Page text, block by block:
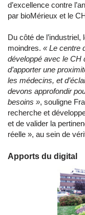
d’excellence contre
par bioMérieux et le
Du côté de
moindres. « Le centre
développé avec le CH
d’apporter une
les médecins, et
devons approfondir
besoins », souligne
recherche et
et de valider la
réelle », au sein de
Apports du digital